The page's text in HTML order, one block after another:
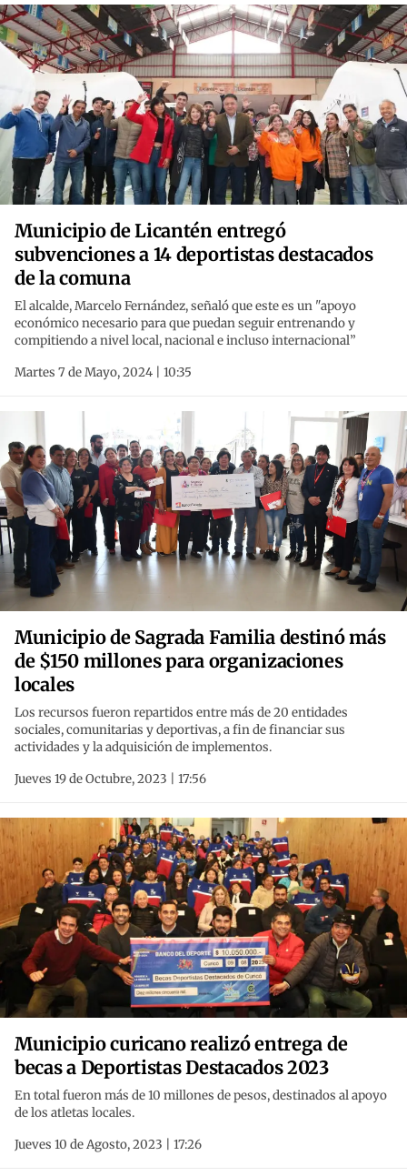
Municipio de Licantén entregó
subvenciones a 14 deportistas destacados
de la comuna
El alcalde, Marcelo Fernández, señaló que este es un "apoyo
económico necesario para que puedan seguir entrenando y
compitiendo a nivel local, nacional e incluso internacional”
Martes 7 de Mayo, 2024 | 10:35
Municipio de Sagrada Familia destinó más
de $150 millones para organizaciones
locales
Los recursos fueron repartidos entre más de 20 entidades
sociales, comunitarias y deportivas, a fin de financiar sus
actividades y la adquisición de implementos.
Jueves 19 de Octubre, 2023 | 17:56
Municipio curicano realizó entrega de
becas a Deportistas Destacados 2023
En total fueron más de 10 millones de pesos, destinados al apoyo
de los atletas locales.
Jueves 10 de Agosto, 2023 | 17:26